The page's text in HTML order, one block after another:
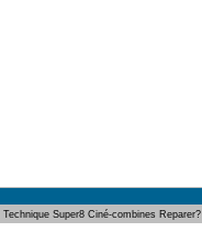
Technique Super8 Ciné-combines Reparer?